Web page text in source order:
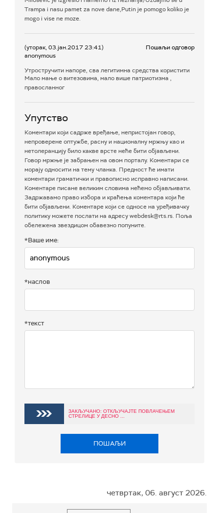
Trampa i nasu pamet za nove dane,Putin je pomogo koliko je
mogo i vise ne moze.
(уторак, 03.јан.2017 23:41)
anonymous
Пошаљи одговор
Утростручити напоре, сва легитимна средства користити
Мало мање о витезовима, мало више патриотизма ,
правосланног
Упутство
Коментари који садрже вређање, непристојан говор,
непроверене оптужбе, расну и националну мржњу као и
нетолеранцију било какве врсте неће бити објављени.
Говор мржње је забрањен на овом порталу. Коментари се
морају односити на тему чланка. Предност ће имати
коментари граматички и правописно исправно написани.
Коментаре писане великим словима нећемо објављивати.
Задржавамо право избора и краћења коментара који ће
бити објављени. Коментаре који се односе на уређивачку
политику можете послати на адресу webdesk@rts.rs. Поља
обележена звездицом обавезно попуните.
*Ваше име:
*наслов
*текст
ЗАКЉУЧАНО: ОТКЉУЧАЈТЕ ПОВЛАЧЕЊЕМ
СТРЕЛИЦЕ У ДЕСНО ...
ПОШАЉИ
четвртак, 06. август 2026.